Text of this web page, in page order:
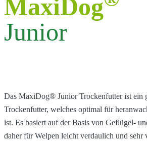
MaxiDog
Junior
Das MaxiDog® Junior Trockenfutter ist ein
Trockenfutter, welches optimal für
ist. Es basiert auf der Basis von Geflügel-
daher für Welpen leicht verdaulich und sehr